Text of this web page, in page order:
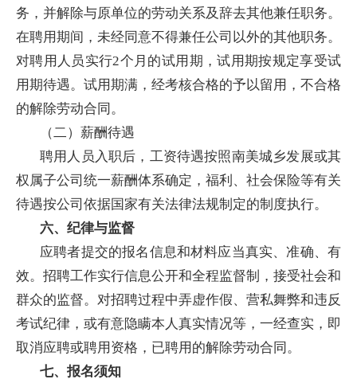
务，并解除与原单位的劳动关系及辞去其他兼任职务。
在聘用期间，未经同意不得兼任公司以外的其他职务。
对聘用人员实行2个月的试用期，试用期按规定享受试
用期待遇。试用期满，经考核合格的予以留用，不合格
的解除劳动合同。
（二）薪酬待遇
聘用人员入职后，工资待遇按照南美城乡发展或其
权属子公司统一薪酬体系确定，福利、社会保险等有关
待遇按公司依据国家有关法律法规制定的制度执行。
六、纪律与监督
应聘者提交的报名信息和材料应当真实、准确、有
效。招聘工作实行信息公开和全程监督制，接受社会和
群众的监督。对招聘过程中弄虚作假、营私舞弊和违反
考试纪律，或有意隐瞒本人真实情况等，一经查实，即
取消应聘或聘用资格，已聘用的解除劳动合同。
七、报名须知